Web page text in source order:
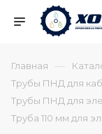
Главная —
Трубы ПНД для
Трубы ПНД для
Труба 110 мм для